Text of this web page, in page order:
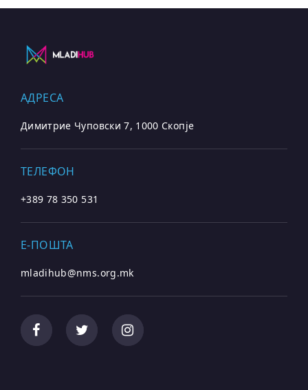
АДРЕСА
Димитрие Чуповски 7, 1000 Скопје
ТЕЛЕФОН
+389 78 350 531
E-ПОШТА
mladihub@nms.org.mk